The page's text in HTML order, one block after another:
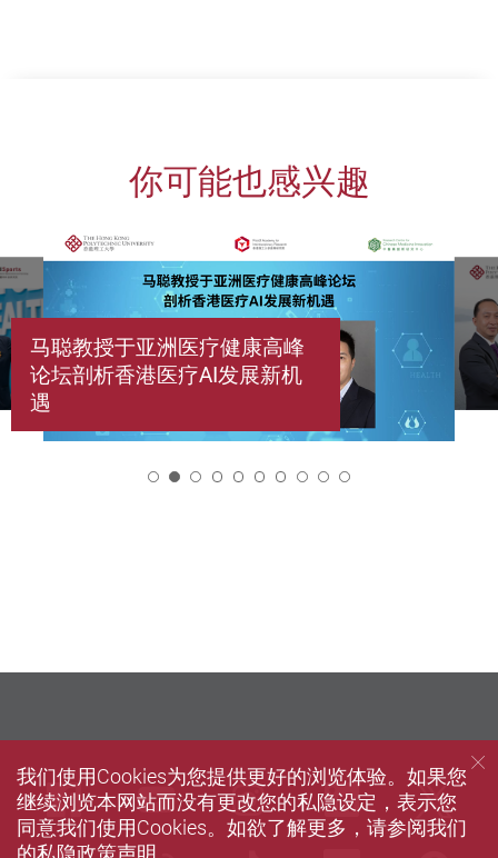
你可能也感兴趣
马聪教授于亚洲医疗健康高峰
论坛剖析香港医疗AI发展新机
遇
FacebookYoutubeinstagramLinkedIn
我们使用Cookies为您提供更好的浏览体验。如果您
继续浏览本网站而没有更改您的私隐设定，表示您
同意我们使用Cookies。如欲了解更多，请参阅我们
的私隐政策声明